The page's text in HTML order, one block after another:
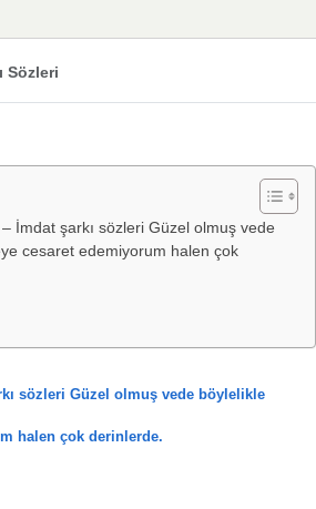
Sözleri
İmdat şarkı sözleri Güzel olmuş vede
cesaret edemiyorum halen çok
sözleri Güzel olmuş vede böylelikle
halen çok derinlerde.